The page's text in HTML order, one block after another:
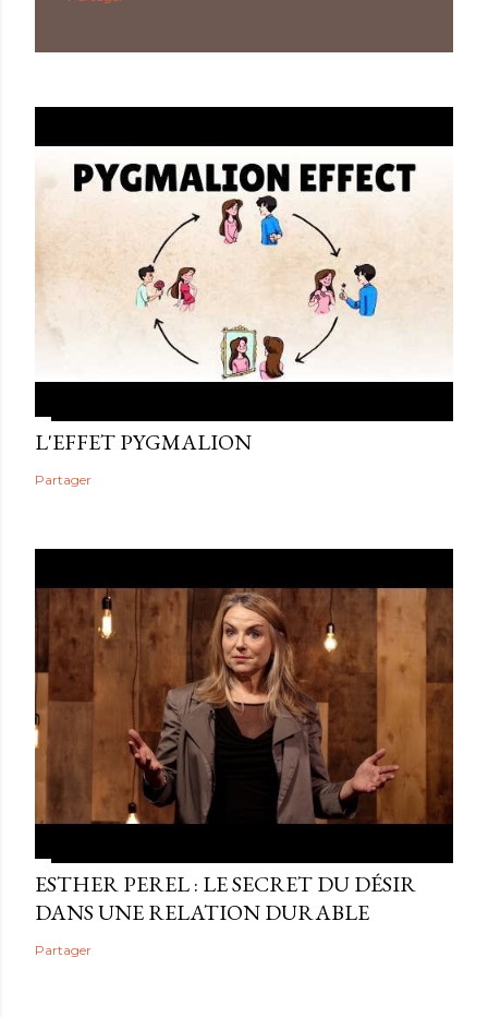
L'EFFET PYGMALION
Partager
ESTHER PEREL : LE SECRET DU DÉSIR
DANS UNE RELATION DURABLE
Partager